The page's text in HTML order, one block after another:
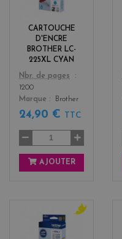
CARTOUCHE
D'ENCRE
BROTHER LC-
225XL CYAN
Color
Nbr. de pages
1200
Marque
Brother
24,90 € TTC
AJOUTER